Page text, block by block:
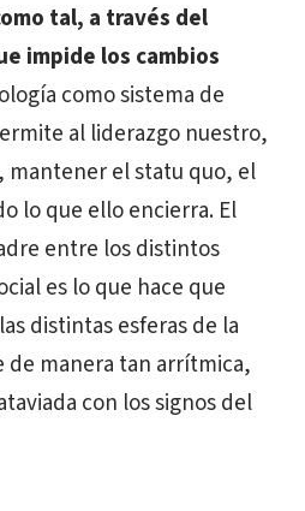
tal, a través del
impide los cambios
como sistema de
al liderazgo nuestro,
el statu quo, el
lo que ello encierra. El
entre los distintos
es lo que hace que
distintas esferas de la
de manera tan arrítmica,
con los signos del